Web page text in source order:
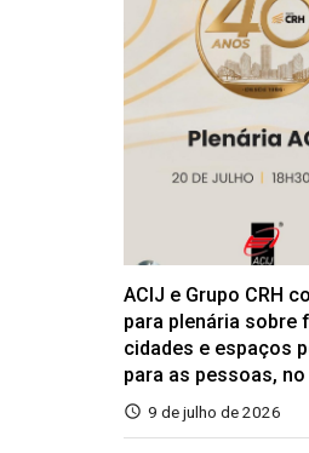
ACIJ e Grupo CRH
para plenária sobre
cidades e espaços
para as pessoas,
9 de julho de 2026